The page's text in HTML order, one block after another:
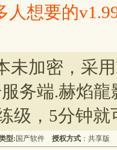
人想要的
未加密，采
服务端.赫焰
级，5分钟
型: 国产软件 授权方式：共享版